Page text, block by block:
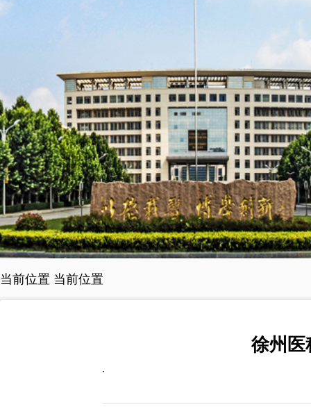
当前位置 当前位置
徐州医
.